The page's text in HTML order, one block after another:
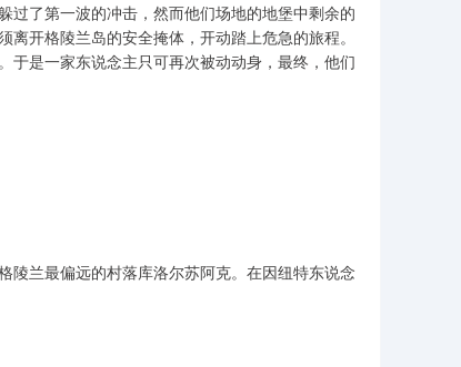
过了第一波的冲击，然而他们场地的地堡中剩余的
开格陵兰岛的安全掩体，开动踏上危急的旅程。
于是一家东说念主只可再次被动动身，最终，他们
兰最偏远的村落库洛尔苏阿克。在因纽特东说念